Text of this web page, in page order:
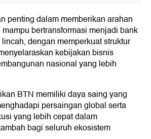
penting dalam memberikan arahan
bertransformasi menjadi bank
dengan memperkuat struktur
kebijakan bisnis
nasional yang lebih
BTN memiliki daya saing yang
persaingan global serta
yang lebih cepat dalam
bagi seluruh ekosistem